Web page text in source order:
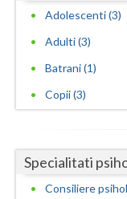
Adolescenti (3)
Adulti (3)
Batrani (1)
Copii (3)
Specialitati
Consiliere